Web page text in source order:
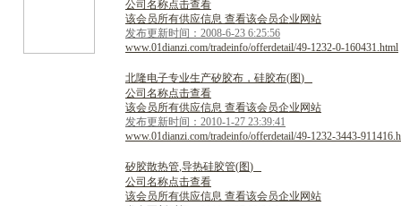
公司名称点击查看
该会员所有供应信息 查看该会员企业网站
发布更新时间：2008-6-23 6:25:56
www.01dianzi.com/tradeinfo/offerdetail/49-1232-0-160431.html
北隆电子专业生产矽胶布 ， 硅胶布(图)
公司名称点击查看
该会员所有供应信息 查看该会员企业网站
发布更新时间：2010-1-27 23:39:41
www.01dianzi.com/tradeinfo/offerdetail/49-1232-3443-
矽胶散热管,导热硅胶管(图)
公司名称点击查看
该会员所有供应信息 查看该会员企业网站